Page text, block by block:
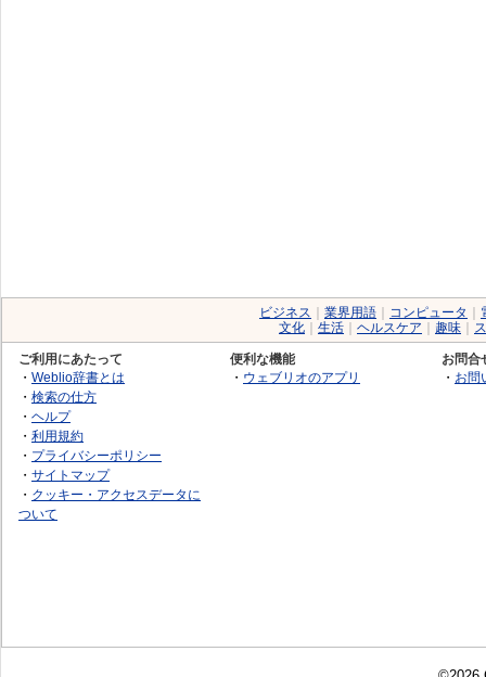
ビジネス 業界用語 コンピュータ
文化
生活 ヘルスケア 趣味
ご利用にあたって
・ Weblio辞書とは
・ 検索の仕方
・ ヘルプ
・ 利用規約
・ プライバシーポリシー
・ サイトマップ
・ クッキー・アクセスデータに
ついて
便利な機能
・ ウェブリオのアプリ
お問合
・ お問